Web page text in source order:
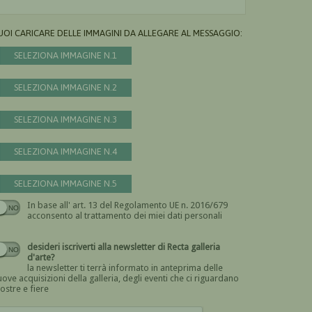
CARICARE DELLE IMMAGINI DA ALLEGARE AL MESSAGGIO:
SELEZIONA IMMAGINE N.1
SELEZIONA IMMAGINE N.2
SELEZIONA IMMAGINE N.3
SELEZIONA IMMAGINE N.4
SELEZIONA IMMAGINE N.5
In base all' art. 13 del Regolamento UE n. 2016/679
acconsento al trattamento dei miei dati personali
Devi dare il consenso
desideri iscriverti alla newsletter di Recta galleria
d'arte?
la newsletter ti terrà informato in anteprima delle
acquisizioni della galleria, degli eventi che ci riguardano
e fiere